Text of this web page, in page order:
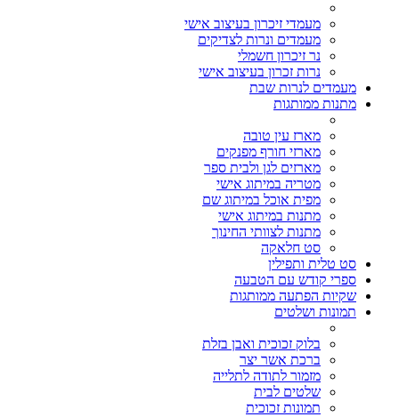
מעמדי זיכרון בעיצוב אישי
מעמדים ונרות לצדיקים
נר זיכרון חשמלי
נרות זכרון בעיצוב אישי
מעמדים לנרות שבת
מתנות ממותגות
מארז עין טובה
מארזי חורף מפנקים
מארזים לגן ולבית ספר
מטריה במיתוג אישי
מפית אוכל במיתוג שם
מתנות במיתוג אישי
מתנות לצוותי החינוך
סט חלאקה
סט טלית ותפילין
ספרי קודש עם הטבעה
שקיות הפתעה ממותגות
תמונות ושלטים
בלוק זכוכית ואבן בזלת
ברכת אשר יצר
מזמור לתודה לתלייה
שלטים לבית
תמונות זכוכית